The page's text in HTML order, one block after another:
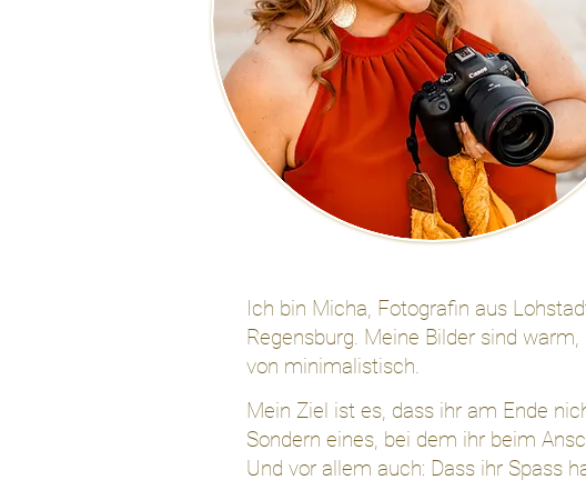
Ich bin Micha, Fotografin aus
Regensburg. Meine Bilder sind
von minimalistisch.
Mein Ziel ist es, dass ihr am Ende
Sondern eines, bei dem ihr beim
Und vor allem auch: Dass ihr Spass